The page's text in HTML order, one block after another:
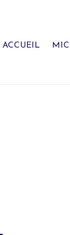
ACCUEIL